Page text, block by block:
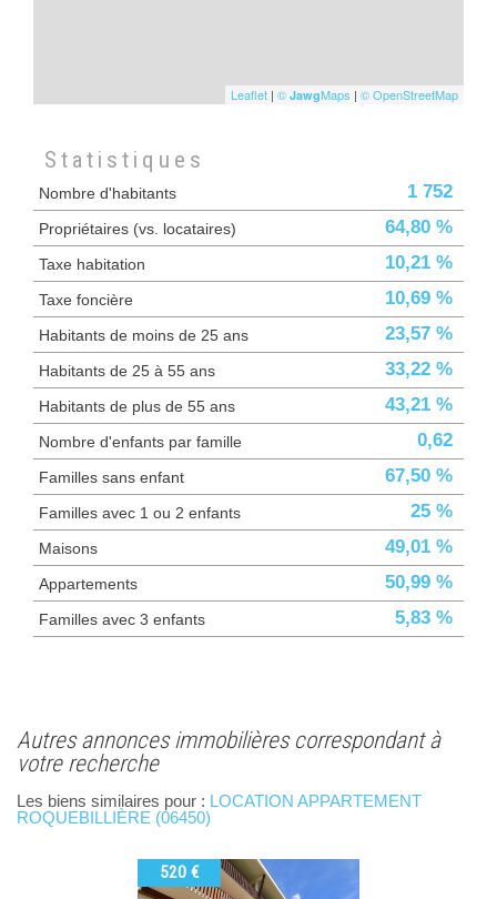
Leaflet | © JawgMaps | © OpenStreetMap
Statistiques
Nombre d'habitants 1 752
Propriétaires (vs. locataires) 64,80 %
Taxe habitation 10,21 %
Taxe foncière 10,69 %
Habitants de moins de 25 ans 23,57 %
Habitants de 25 à 55 ans 33,22 %
Habitants de plus de 55 ans 43,21 %
Nombre d'enfants par famille 0,62
Familles sans enfant 67,50 %
Familles avec 1 ou 2 enfants 25 %
Maisons 49,01 %
Appartements 50,99 %
Familles avec 3 enfants 5,83 %
autres annonces immobilières correspondant à
votre recherche
Les biens similaires pour : LOCATION APPARTEMENT
ROQUEBILLIÈRE (06450)
520 €